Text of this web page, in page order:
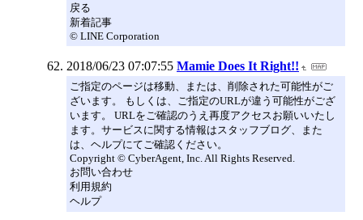
戻る
新着記事
© LINE Corporation
2018/06/23 07:07:55 Mamie Does It Right!!
ご指定のページは移動、または、削除された可能性がご
ざいます。 もしくは、ご指定のURLが違う可能性がござ
います。 URLをご確認のうえ再度アクセスお願いいたし
ます。サービスに関する情報はスタッフブログ、また
は、ヘルプにてご確認ください。
Copyright © CyberAgent, Inc. All Rights Reserved.
お問い合わせ
利用規約
ヘルプ